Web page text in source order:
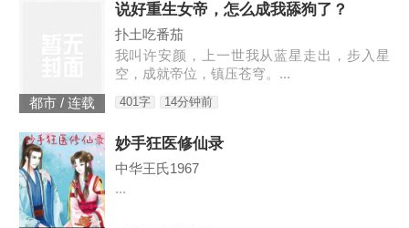
都市 / 连载
说好重生女帝，怎么成我舔狗了？
扑土吃番茄
我叫许安颜，上一世我从蓝星走出，步入星
空，成就帝位，镇压苍穹。...
401字 14分钟前
妙手狂医修仙录
中华王氏1967
...